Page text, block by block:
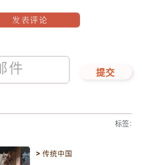
发表评论
提交
标签:
>传统中国